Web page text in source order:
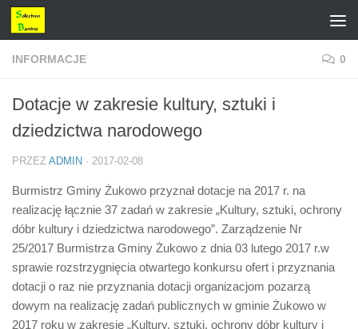
Przejdź do treści
INFORMACJE 0
Dotacje w zakresie kultury, sztuki i
dziedzictwa narodowego
PRZEZ ADMIN · 2017-02-08
Burmistrz Gminy Żukowo przyznał dotacje na 2017 r. na
realizację łącznie 37 zadań w zakresie „Kultury, sztuki, ochrony
dóbr kultury i dziedzictwa narodowego”. Zarządzenie Nr
25/2017 Burmistrza Gminy Żukowo z dnia 03 lutego 2017 r.w
sprawie rozstrzygnięcia otwartego konkursu ofert i przyznania
dotacji o raz nie przyznania dotacji organizacjom pozarzą
dowym na realizację zadań publicznych w gminie Żukowo w
2017 roku w zakresie „Kultury, sztuki, ochrony dóbr kultury i